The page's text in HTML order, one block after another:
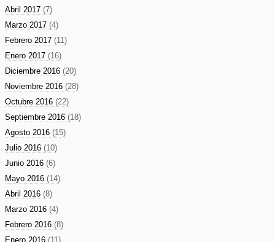
Abril 2017 (7)
Marzo 2017 (4)
Febrero 2017 (11)
Enero 2017 (16)
Diciembre 2016 (20)
Noviembre 2016 (28)
Octubre 2016 (22)
Septiembre 2016 (18)
Agosto 2016 (15)
Julio 2016 (10)
Junio 2016 (6)
Mayo 2016 (14)
Abril 2016 (8)
Marzo 2016 (4)
Febrero 2016 (8)
Enero 2016 (11)